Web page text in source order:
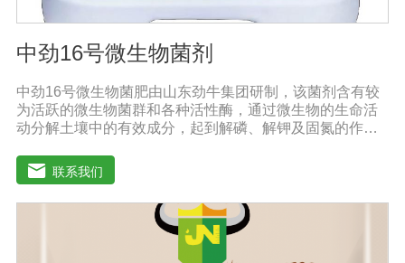
中劲16号微生物菌剂
中劲16号微生物菌肥由山东劲牛集团研制，该菌剂含有较
为活跃的微生物菌群和各种活性酶，通过微生物的生命活
动分解土壤中的有效成分，起到解磷、解钾及固氮的作
物激素、酸性物质以及维生素，能不同程度地刺激调节植
物生长；并且能产生铁载体、抗生素、系统防卫酶等多种
物质，可以抑制细菌或真菌性病害或诱导系统抗性间接达
到促进植物生长的作用。●传导性强，生根护根，平衡土壤
微生物环境，形成有益菌屏障，提高作物的抗病性，苗齐
联系我们